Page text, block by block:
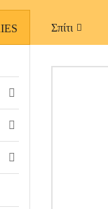
Σπίτι